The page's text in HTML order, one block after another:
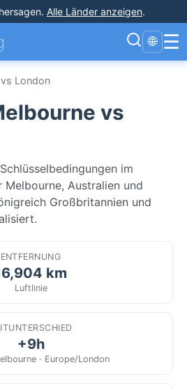
. Alle Länder anzeigen.
🌐 ☰
London
vs
im
Australien und
Großbritannien und
ENTFERNUNG
km
Luftlinie
+9h
· Europe/London